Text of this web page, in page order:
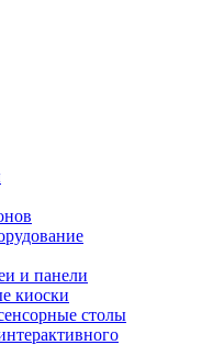
и панели
киоски
столы